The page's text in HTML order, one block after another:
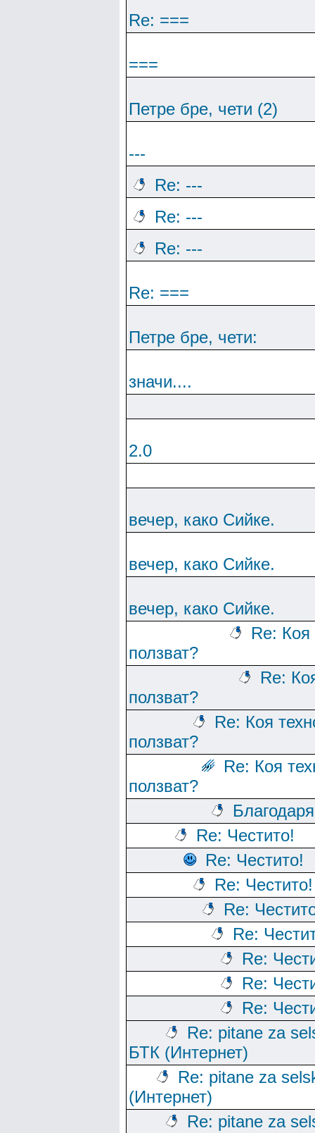
Re: ===
===
Петре бре, чети (2)
---
Re: ---
Re: ---
Re: ---
Re: ===
Петре бре, чети:
значи....
2.0
вечер, како Сийке.
вечер, како Сийке.
вечер, како Сийке.
Re: Коя
ползват?
Re:
ползват?
Re: Коя
ползват?
Re: Коя
ползват?
Благодаря
Re: Честито!
Re: Честито!
Re: Честито!
Re:
Re:
Re:
Re:
Re:
Re: pitane za
БТК (Интернет)
Re: pitane za
(Интернет)
Re: pitane za